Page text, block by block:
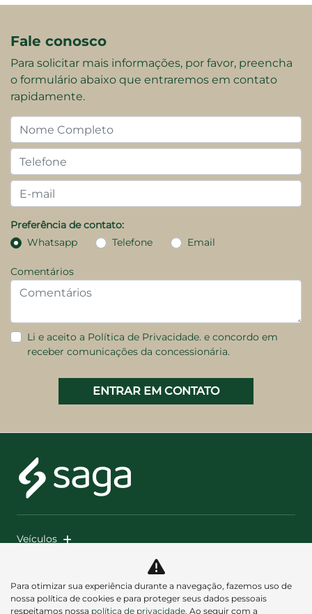
Fale conosco
Para solicitar mais informações, por favor, preencha
o formulário abaixo que entraremos em contato
rapidamente.
Preferência de contato:
Whatsapp
Telefone Email
Comentários
Li e aceito a Política de Privacidade. e concordo em
receber comunicações da concessionária.
ENTRAR EM CONTATO
Veículos
Política de privacidade
Para otimizar sua experiência durante a navegação, fazemos uso de
nossa política de cookies e para proteger seus dados pessoais
respeitamos nossa política de privacidade. Ao seguir com a